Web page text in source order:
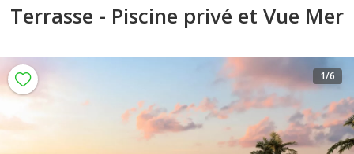
Terrasse - Piscine privé et Vue Mer
1/6